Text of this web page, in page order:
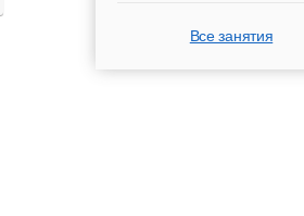
Все занятия